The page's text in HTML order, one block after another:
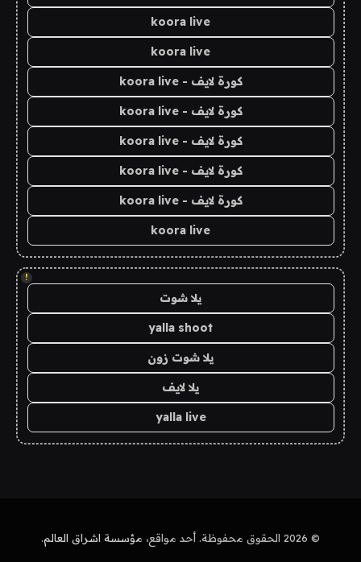
koora live
koora live
كورة لايف - koora live
كورة لايف - koora live
كورة لايف - koora live
كورة لايف - koora live
كورة لايف - koora live
koora live
!
يلا شوت
yalla shoot
يلا شوت زون
يلا لايف
yalla live
© 2026 الحقوق محفوظة. أحد مواقع، مؤسسة اشراق العالم.